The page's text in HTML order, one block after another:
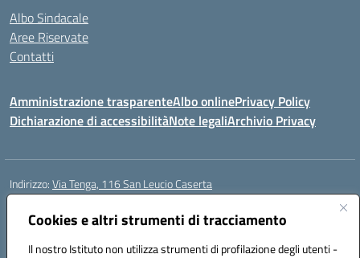
Cookies e altri strumenti di tracciamento
Il nostro Istituto non utilizza strumenti di profilazione degli utenti -
Albo Sindacale
Aree Riservate
Contatti
Amministrazione trasparenteAlbo onlinePrivacy Policy
Dichiarazione di accessibilitàNote legaliArchivio Privacy
Indirizzo:Via Tenga, 116 San Leucio Caserta
Centralino:
Posta elettronica certificata (PEC):ceis042009@pec.istruzione.it
Codice fiscale: 93098380616